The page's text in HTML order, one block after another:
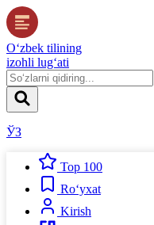
O‘zbek tilining
izohli lug‘ati
ЎЗ
Top 100
Ro‘yxat
Kirish